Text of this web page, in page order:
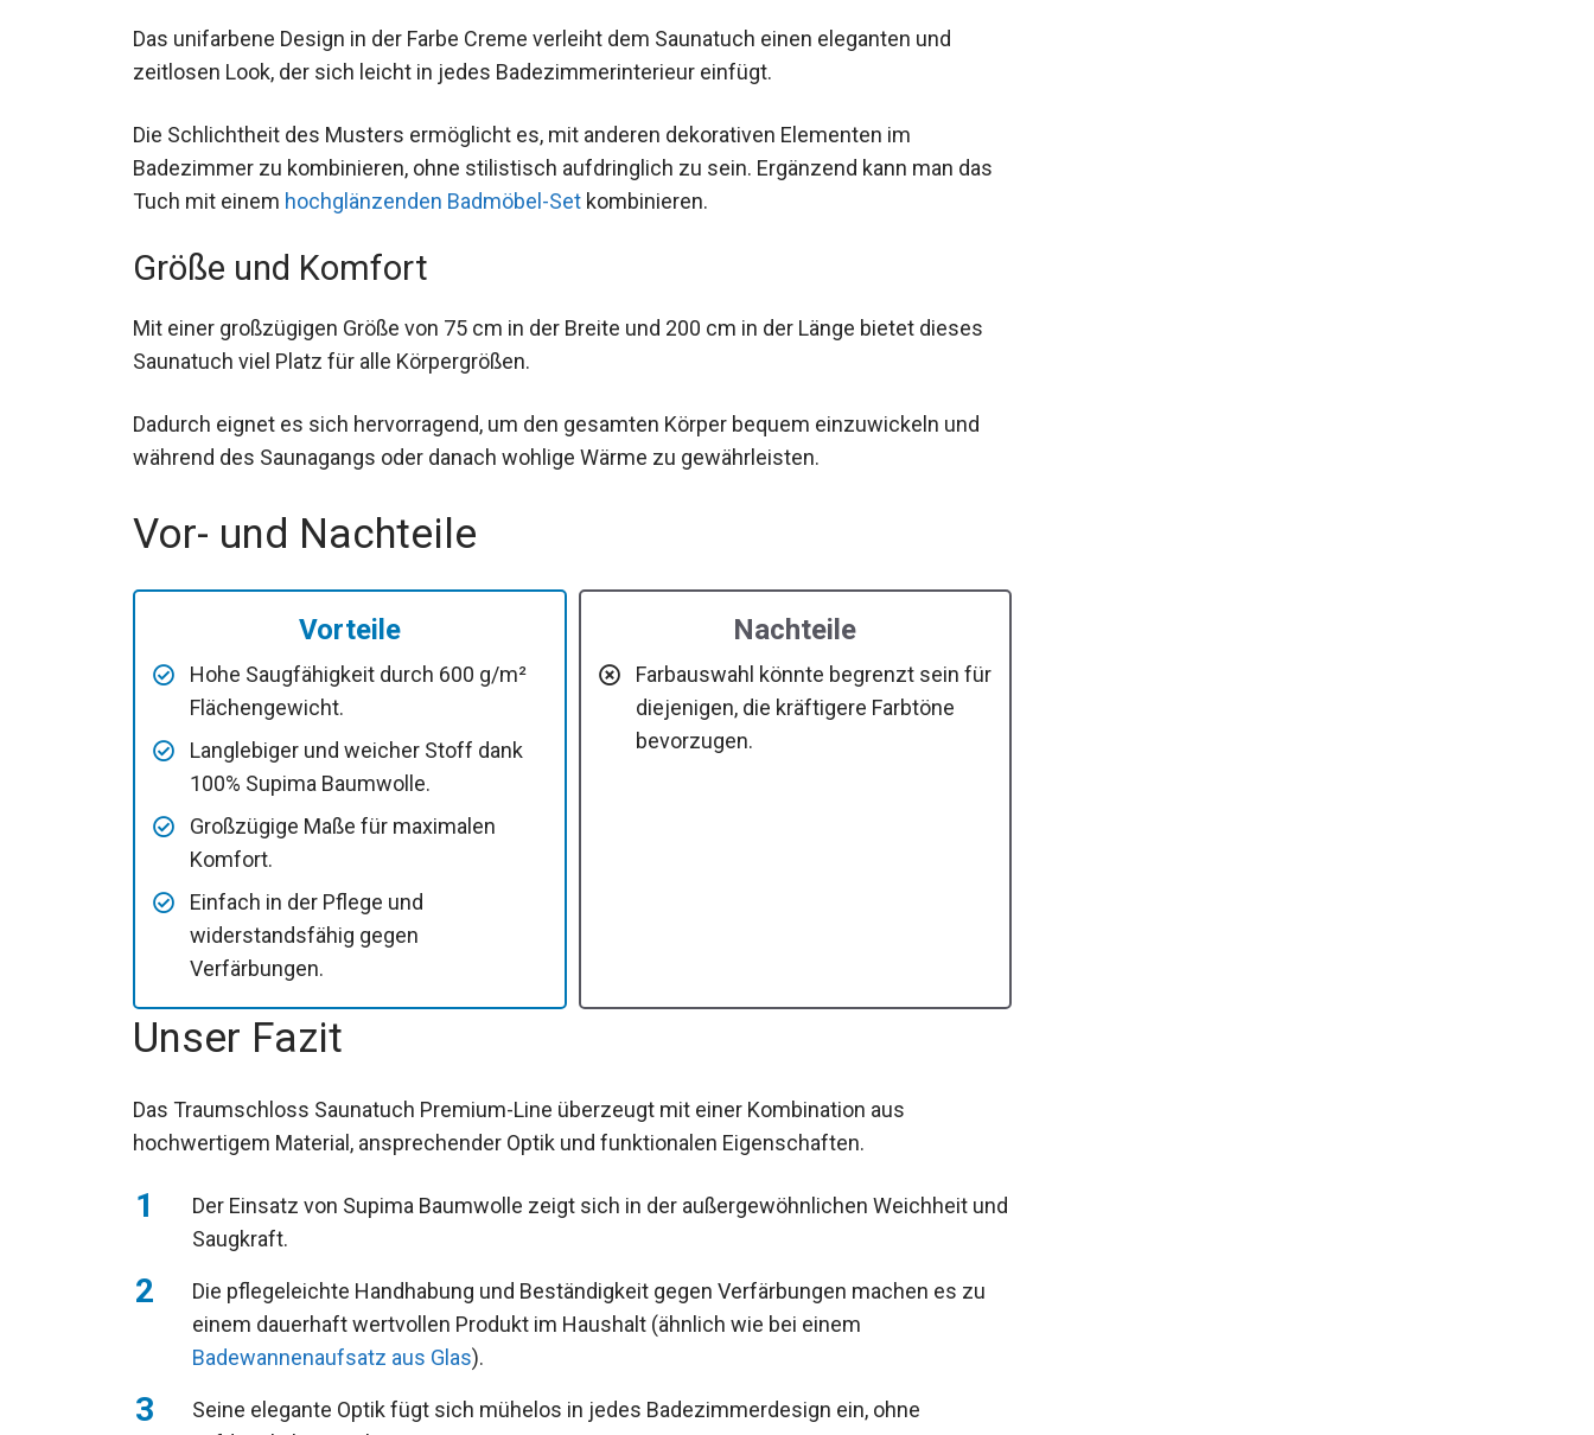
Das unifarbene Design in der Farbe Creme verleiht dem Saunatuch einen eleganten und
zeitlosen Look, der sich leicht in jedes Badezimmerinterieur einfügt.
Die Schlichtheit des Musters ermöglicht es, mit anderen dekorativen Elementen im
Badezimmer zu kombinieren, ohne stilistisch aufdringlich zu sein. Ergänzend kann man das
Tuch mit einem hochglänzenden Badmöbel-Set kombinieren.
Größe und Komfort
Mit einer großzügigen Größe von 75 cm in der Breite und 200 cm in der Länge bietet dieses
Saunatuch viel Platz für alle Körpergrößen.
Dadurch eignet es sich hervorragend, um den gesamten Körper bequem einzuwickeln und
während des Saunagangs oder danach wohlige Wärme zu gewährleisten.
Vor- und Nachteile
Vorteile
Hohe Saugfähigkeit durch 600 g/m²
Flächengewicht.
Langlebiger und weicher Stoff dank
100% Supima Baumwolle.
Großzügige Maße für maximalen
Komfort.
Einfach in der Pflege und
widerstandsfähig gegen
Verfärbungen.
Nachteile
Farbauswahl könnte begrenzt sein für
diejenigen, die kräftigere Farbtöne
bevorzugen.
Unser Fazit
Das Traumschloss Saunatuch Premium-Line überzeugt mit einer Kombination aus
hochwertigem Material, ansprechender Optik und funktionalen Eigenschaften.
Der Einsatz von Supima Baumwolle zeigt sich in der außergewöhnlichen Weichheit und
Saugkraft.
Die pflegeleichte Handhabung und Beständigkeit gegen Verfärbungen machen es zu
einem dauerhaft wertvollen Produkt im Haushalt (ähnlich wie bei einem
Badewannenaufsatz aus Glas).
Seine elegante Optik fügt sich mühelos in jedes Badezimmerdesign ein, ohne